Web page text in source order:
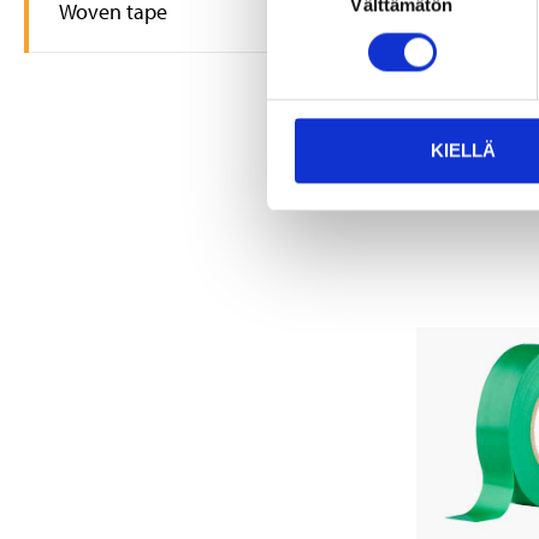
Välttämätön
KIELLÄ
Woven tape
1
Electrical
In stock in25
Not sold